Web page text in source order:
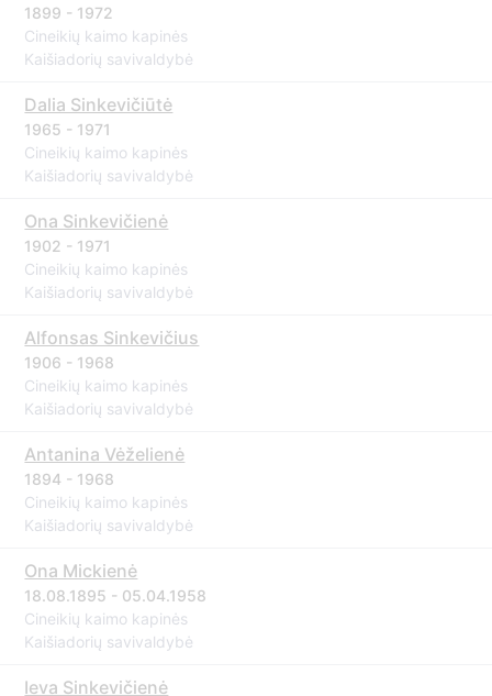
1899 - 1972
Cineikių kaimo kapinės
Kaišiadorių savivaldybė
Dalia Sinkevičiūtė
1965 - 1971
Cineikių kaimo kapinės
Kaišiadorių savivaldybė
Ona Sinkevičienė
1902 - 1971
Cineikių kaimo kapinės
Kaišiadorių savivaldybė
Alfonsas Sinkevičius
1906 - 1968
Cineikių kaimo kapinės
Kaišiadorių savivaldybė
Antanina Vėželienė
1894 - 1968
Cineikių kaimo kapinės
Kaišiadorių savivaldybė
Ona Mickienė
18.08.1895 - 05.04.1958
Cineikių kaimo kapinės
Kaišiadorių savivaldybė
Ieva Sinkevičienė